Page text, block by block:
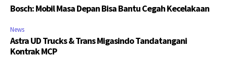
Bosch: Mobil Masa Depan Bisa Bantu Cegah Kecelakaan
News
Astra UD Trucks & Trans Migasindo Tandatangani
Kontrak MCP